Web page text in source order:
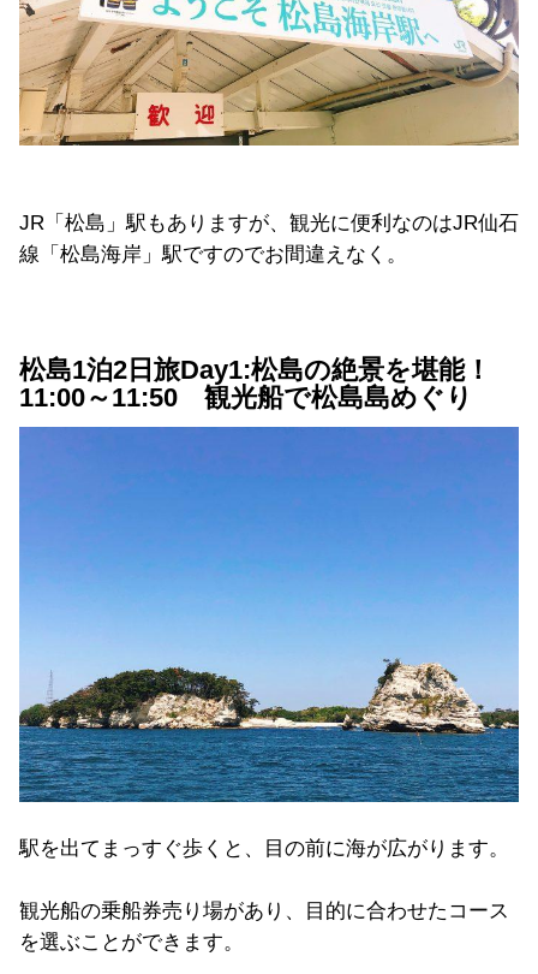
JR「松島」駅もありますが、観光に便利なのはJR仙石
線「松島海岸」駅ですのでお間違えなく。
松島1泊2日旅Day1:松島の絶景を堪能！
11:00～11:50 観光船で松島島めぐり
駅を出てまっすぐ歩くと、目の前に海が広がります。
観光船の乗船券売り場があり、目的に合わせたコース
を選ぶことができます。